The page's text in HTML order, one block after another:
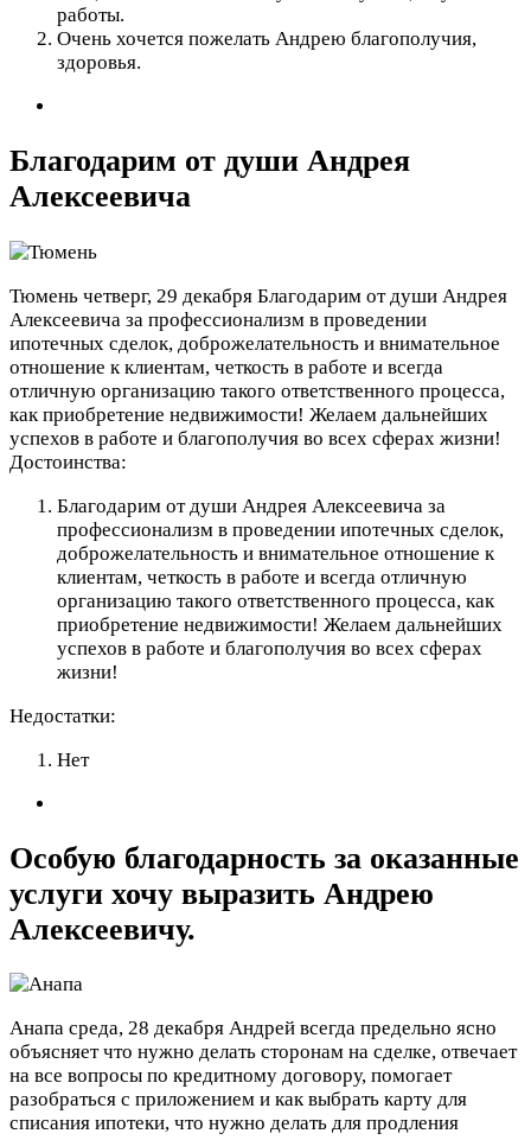
работы.
Очень хочется пожелать Андрею благополучия,
здоровья.
Благодарим от души Андрея
Алексеевича
Тюмень четверг, 29 декабря Благодарим от души Андрея
Алексеевича за профессионализм в проведении
ипотечных сделок, доброжелательность и внимательное
отношение к клиентам, четкость в работе и всегда
отличную организацию такого ответственного процесса,
как приобретение недвижимости! Желаем дальнейших
успехов в работе и благополучия во всех сферах жизни!
Достоинства:
Благодарим от души Андрея Алексеевича за
профессионализм в проведении ипотечных сделок,
доброжелательность и внимательное отношение к
клиентам, четкость в работе и всегда отличную
организацию такого ответственного процесса, как
приобретение недвижимости! Желаем дальнейших
успехов в работе и благополучия во всех сферах
жизни!
Недостатки:
Нет
Особую благодарность за оказанные
услуги хочу выразить Андрею
Алексеевичу.
Анапа среда, 28 декабря Андрей всегда предельно ясно
объясняет что нужно делать сторонам на сделке, отвечает
на все вопросы по кредитному договору, помогает
разобраться с приложением и как выбрать карту для
списания ипотеки, что нужно делать для продления